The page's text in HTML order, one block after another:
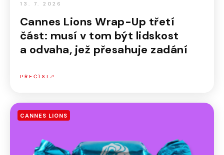
13. 7. 2026
Cannes Lions Wrap-Up třetí
část: musí v tom být lidskost
a odvaha, jež přesahuje zadání
PŘEČÍST
CANNES LIONS